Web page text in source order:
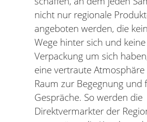
nicht nur regionale
angeboten werden, die
Wege hinter sich und
Verpackung um sich
eine vertraute Atmosphäre
Raum zur Begegnung und
Gespräche. So werden die
Direktvermarkter der